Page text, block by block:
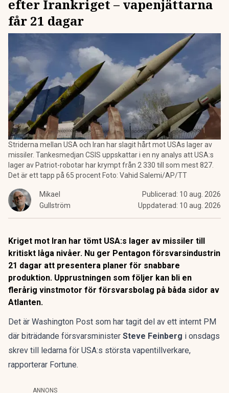
efter Irankriget – vapenjättarna
får 21 dagar
Striderna mellan USA och Iran har slagit hårt mot USAs lager av
missiler. Tankesmedjan CSIS uppskattar i en ny analys att USA:s
lager av Patriot-robotar har krympt från 2 330 till som mest 827.
Det är ett tapp på 65 procent Foto: Vahid Salemi/AP/TT
Mikael
Gullström
Publicerad: 10 aug. 2026
Uppdaterad: 10 aug. 2026
Kriget mot Iran har tömt USA:s lager av missiler till
kritiskt låga nivåer. Nu ger Pentagon försvarsindustrin
21 dagar att presentera planer för snabbare
produktion. Upprustningen som följer kan bli en
flerårig vinstmotor för försvarsbolag på båda sidor av
Atlanten.
Det är Washington Post som har tagit del av ett internt PM
där biträdande försvarsminister Steve Feinberg i onsdags
skrev till ledarna för USA:s största vapentillverkare,
rapporterar Fortune.
ANNONS